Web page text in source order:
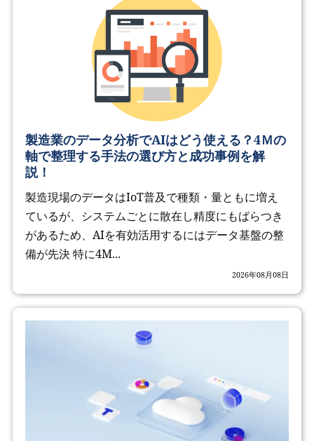
製造業のデータ分析でAIはどう使える？4Ｍの
軸で整理する手法の選び方と成功事例を解
説！
製造現場のデータはIoT普及で種類・量ともに増え
ているが、システムごとに散在し精度にもばらつき
があるため、AIを有効活用するにはデータ基盤の整
備が先決 特に4M...
2026年08月08日